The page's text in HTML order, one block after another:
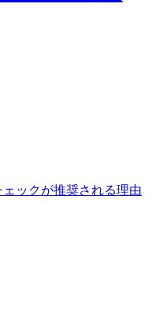
ックが推奨される理由